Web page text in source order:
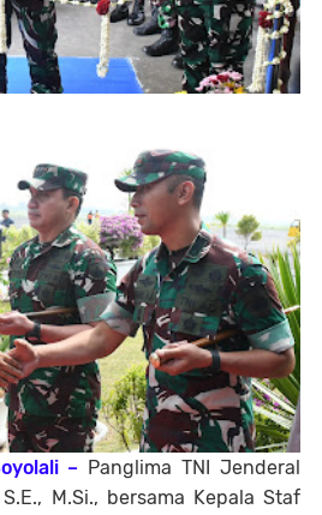
– Panglima TNI Jenderal
M.Si., bersama Kepala Staf